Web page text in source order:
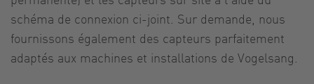
schéma de connexion ci-joint. Sur demande, nous
fournissons également des capteurs parfaitement
adaptés aux machines et installations de Vogelsang.